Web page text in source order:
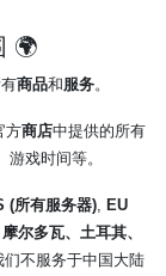
🌍
商品和服务。
方商店中提供的所有
游戏时间等。
(所有服务器) EU
尔多瓦、土耳其、
们不服务于中国大陆